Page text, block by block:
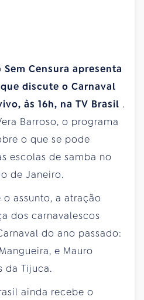
Sem Censura apresenta
discute o Carnaval
às 16h, na TV Brasil .
Barroso, o programa
o que se pode
escolas de samba no
de Janeiro.
o assunto, a atração
dos carnavalescos
do ano passado:
e Mauro
da Tijuca.
ainda recebe o